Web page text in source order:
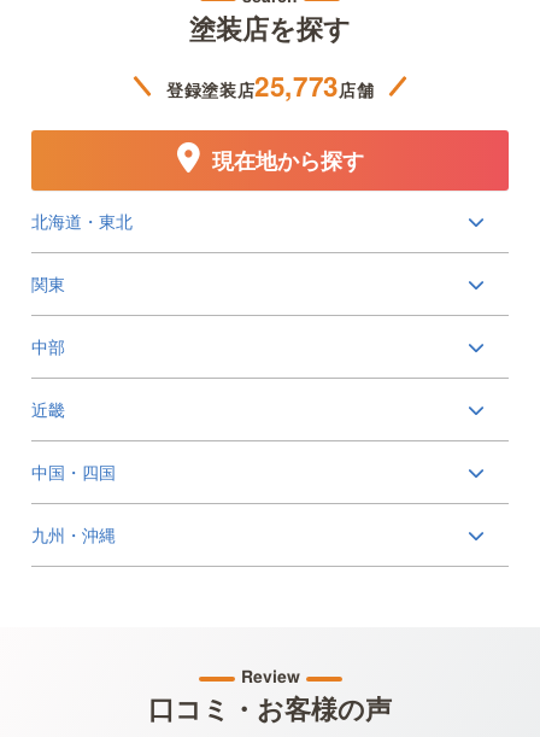
塗装店を探す
登録塗装店25,773店舗
北海道・東北
関東
中部
近畿
中国・四国
九州・沖縄
現在地から探す
Review
口コミ・お客様の声